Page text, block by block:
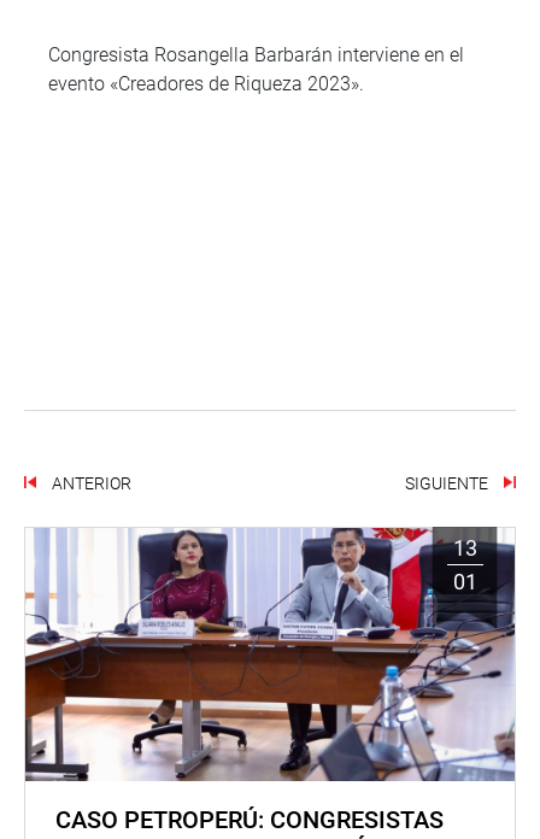
Congresista Rosangella Barbarán interviene en el
evento «Creadores de Riqueza 2023».
ANTERIOR SIGUIENTE
13
01
CASO PETROPERÚ: CONGRESISTAS